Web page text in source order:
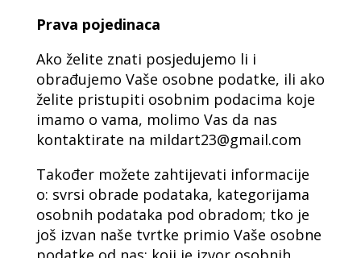
Prava pojedinaca
Ako želite znati posjedujemo li i
obrađujemo Vaše osobne podatke, ili ako
želite pristupiti osobnim podacima koje
imamo o vama, molimo Vas da nas
kontaktirate na mildart23@gmail.com
Također možete zahtijevati informacije
o: svrsi obrade podataka, kategorijama
osobnih podataka pod obradom; tko je
još izvan naše tvrtke primio Vaše osobne